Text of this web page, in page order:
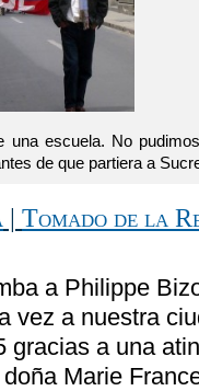
una escuela. No
de que partiera a
| Tomado de la
a Philippe
vez a nuestra
gracias a una
Marie